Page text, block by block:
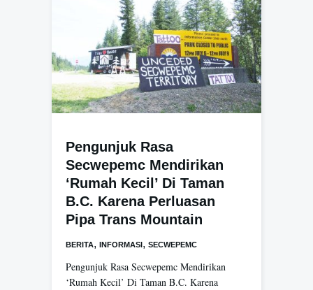
Pengunjuk Rasa
Secwepemc Mendirikan
‘Rumah Kecil’ Di Taman
B.C. Karena Perluasan
Pipa Trans Mountain
BERITA, INFORMASI , SECWEPEMC
Pengunjuk Rasa Secwepemc Mendirikan
‘Rumah Kecil’ Di Taman B.C. Karena